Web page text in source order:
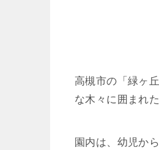
高槻市の「緑ヶ
な木々に囲まれ
園内は、幼児か